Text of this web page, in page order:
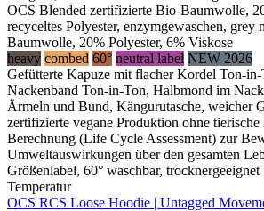
OCS Blended zertifizierte Bio-Baumwolle,
recyceltes Polyester, enzymgewaschen, grey
Baumwolle, 20% Polyester, 6% Viskose
heavy combed 60° neutral label NEW 2026
Gefütterte Kapuze mit flacher Kordel Ton-
Nackenband Ton-in-Ton, Halbmond im
Ärmeln und Bund, Kängurutasche, weicher
zertifizierte vegane Produktion ohne
Berechnung (Life Cycle Assessment) zur
Umweltauswirkungen über den gesamten
Größenlabel, 60° waschbar,
Temperatur
OCS RCS Loose Hoodie | Untagged